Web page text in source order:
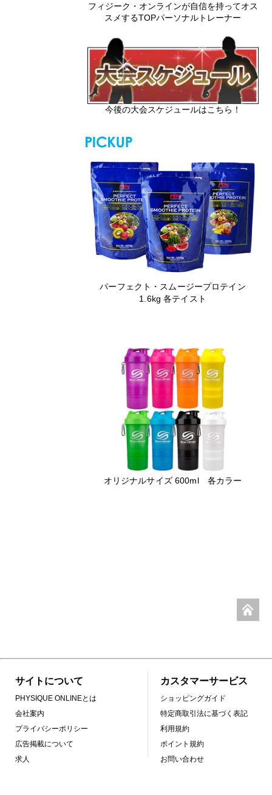
フィジーク・オンラインが自信を持ってオス
スメするTOPパーソナルトレーナー
今後の大会スケジュールはこちら！
パーフェクト・スムージープロテイン
1.6kg 各テイスト
オリジナルサイズ 600ml 各カラー
サイトについて
PHYSIQUE ONLINEとは
会社案内
プライバシーポリシー
広告掲載について
求人
カスタマーサービス
ショッピングガイド
特定商取引法に基づく表記
利用規約
ポイント規約
お問い合わせ